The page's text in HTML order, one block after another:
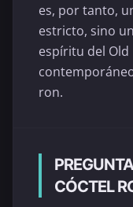
es, por tanto,
estricto, sino
espíritu del Old
ron.
CÓCTEL